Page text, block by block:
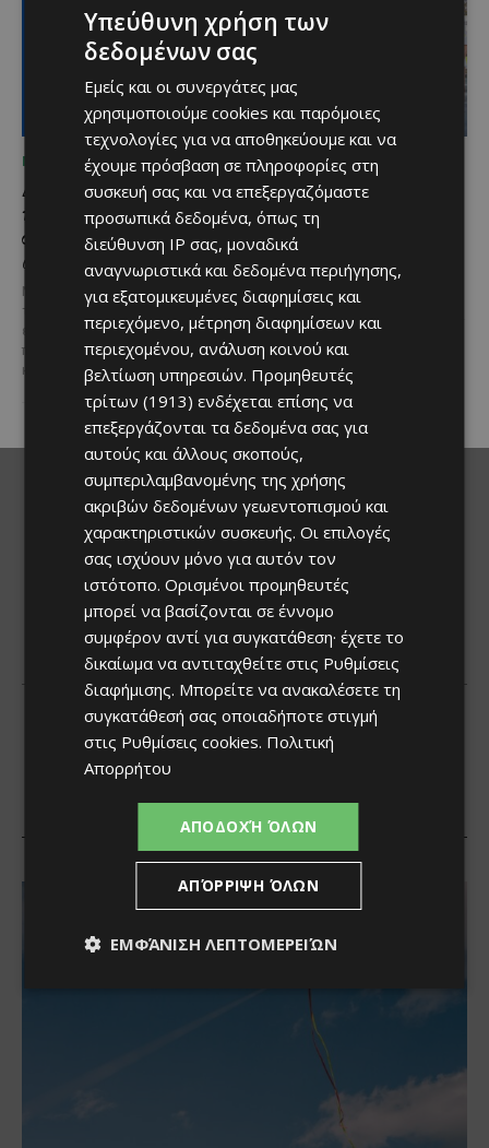
ΜΈΝΟΥΜΕ ΕΝΗΜΕΡΩΜΈΝΟΙ
Διεθνώς αναγνωρισμένα
κρασιά στην κορυφαία
σχέση ποιότητας-τιμής
από τη Lidl Κύπρου
Με σφραγίδα ποιότητας από
τους Masters of Wine, η κάβα της
εταιρείας συνδυάζει εξαιρετική
ποικιλία, διεθνείς διακρίσεις
και...
ΜΈΝΟΥΜΕ ΕΝΗΜΕΡΩΜΈΝΟΙ
Ξεκίνησε η
αντικατάσταση 100
χιλιομέτρων δικτύου
ύδρευσης στο κέντρο της
Λεμεσού
Έργο προϋπολογισμού €9,2 εκατ.
με συγχρηματοδότηση από την
Ε.Ε. Με τελετή που
πραγματοποιήθηκε το πρωί της
Πέμπτης, 6 Αυγούστου...
Υπεύθυνη χρήση των
δεδομένων σας
Εμείς και οι συνεργάτες μας
χρησιμοποιούμε cookies και παρόμοιες
τεχνολογίες για να αποθηκεύουμε και να
έχουμε πρόσβαση σε πληροφορίες στη
συσκευή σας και να επεξεργαζόμαστε
προσωπικά δεδομένα, όπως τη
διεύθυνση IP σας, μοναδικά
αναγνωριστικά και δεδομένα περιήγησης,
για εξατομικευμένες διαφημίσεις και
περιεχόμενο, μέτρηση διαφημίσεων και
περιεχομένου, ανάλυση κοινού και
βελτίωση υπηρεσιών. Προμηθευτές
τρίτων (1913) ενδέχεται επίσης να
επεξεργάζονται τα δεδομένα σας για
αυτούς και άλλους σκοπούς,
συμπεριλαμβανομένης της χρήσης
ακριβών δεδομένων γεωεντοπισμού και
χαρακτηριστικών συσκευής. Οι επιλογές
σας ισχύουν μόνο για αυτόν τον
ιστότοπο. Ορισμένοι προμηθευτές
μπορεί να βασίζονται σε έννομο
συμφέρον αντί για συγκατάθεση· έχετε το
δικαίωμα να αντιταχθείτε στις Ρυθμίσεις
διαφήμισης. Μπορείτε να ανακαλέσετε τη
συγκατάθεσή σας οποιαδήποτε στιγμή
στις Ρυθμίσεις cookies. Πολιτική
Απορρήτου
ΑΠΟΔΟΧΉ ΌΛΩΝ
ΑΠΌΡΡΙΨΗ ΌΛΩΝ
ΕΜΦΆΝΙΣΗ ΛΕΠΤΟΜΕΡΕΙΏΝ